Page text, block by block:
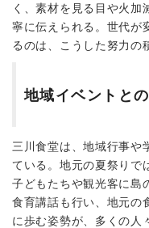
く、素材を見る目や火加
寧に伝えられる。世代が
るのは、こうした努力の
地域イベントと
三川食堂は、地域行事や
ている。地元の夏祭りで
子どもたちや観光客に島
食育講話も行い、地元の
に歩む姿勢が、多くの人